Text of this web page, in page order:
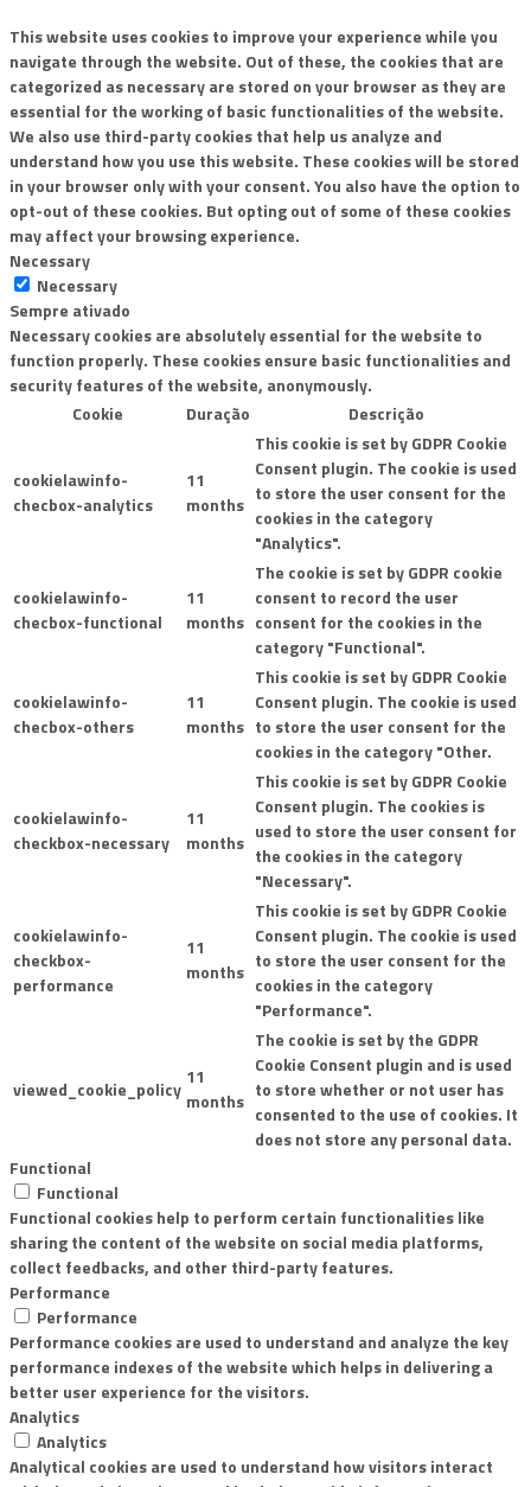
This website uses cookies to improve your experience while you
navigate through the website. Out of these, the cookies that are
categorized as necessary are stored on your browser as they are
essential for the working of basic functionalities of the website.
We also use third-party cookies that help us analyze and
understand how you use this website. These cookies will be stored
in your browser only with your consent. You also have the option to
opt-out of these cookies. But opting out of some of these cookies
may affect your browsing experience.
Necessary
Necessary
Sempre ativado
Necessary cookies are absolutely essential for the website to
function properly. These cookies ensure basic functionalities and
security features of the website, anonymously.
Cookie
Duração Descrição
cookielawinfo-
checbox-analytics
11
months
This cookie is set by GDPR Cookie
Consent plugin. The cookie is used
to store the user consent for the
cookies in the category
"Analytics".
cookielawinfo-
checbox-functional
11
months
The cookie is set by GDPR cookie
consent to record the user
consent for the cookies in the
category "Functional".
cookielawinfo-
checbox-others
11
months
This cookie is set by GDPR Cookie
Consent plugin. The cookie is used
to store the user consent for the
cookies in the category "Other.
cookielawinfo-
checkbox-necessary
11
months
This cookie is set by GDPR Cookie
Consent plugin. The cookies is
used to store the user consent for
the cookies in the category
"Necessary".
cookielawinfo-
checkbox-
performance
11
months
This cookie is set by GDPR Cookie
Consent plugin. The cookie is used
to store the user consent for the
cookies in the category
"Performance".
viewed_cookie_policy
11
months
The cookie is set by the GDPR
Cookie Consent plugin and is used
to store whether or not user has
consented to the use of cookies. It
does not store any personal data.
Functional
Functional
Functional cookies help to perform certain functionalities like
sharing the content of the website on social media platforms,
collect feedbacks, and other third-party features.
Performance
Performance
Performance cookies are used to understand and analyze the key
performance indexes of the website which helps in delivering a
better user experience for the visitors.
Analytics
Analytics
Analytical cookies are used to understand how visitors interact